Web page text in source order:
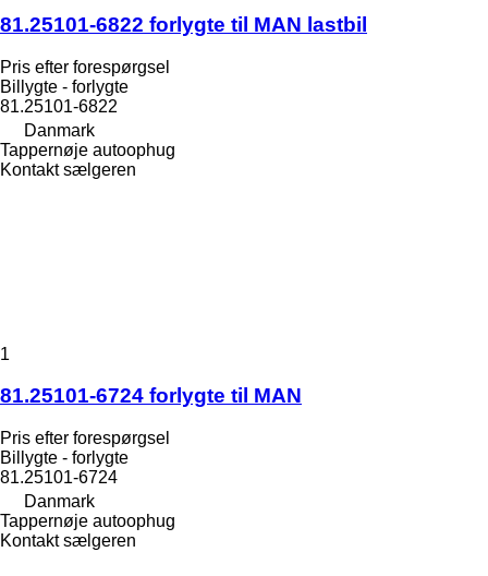
81.25101-6822 forlygte til MAN lastbil
Pris efter forespørgsel
Billygte - forlygte
81.25101-6822
Danmark
Tappernøje autoophug
Kontakt sælgeren
1
81.25101-6724 forlygte til MAN
Pris efter forespørgsel
Billygte - forlygte
81.25101-6724
Danmark
Tappernøje autoophug
Kontakt sælgeren